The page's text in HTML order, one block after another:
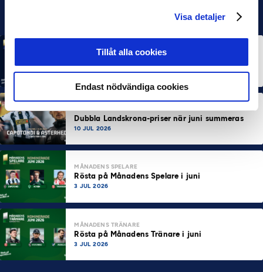
Visa detaljer
Tillåt alla cookies
Endast nödvändiga cookies
MÅNADENS SPELARE MÅNADENS TRÄNARE
7 AUG 2026
MÅNADENS SPELARE MÅNADENS TRÄNARE
Dubbla Landskrona-priser när juni summeras
10 JUL 2026
MÅNADENS SPELARE
Rösta på Månadens Spelare i juni
3 JUL 2026
MÅNADENS TRÄNARE
Rösta på Månadens Tränare i juni
3 JUL 2026